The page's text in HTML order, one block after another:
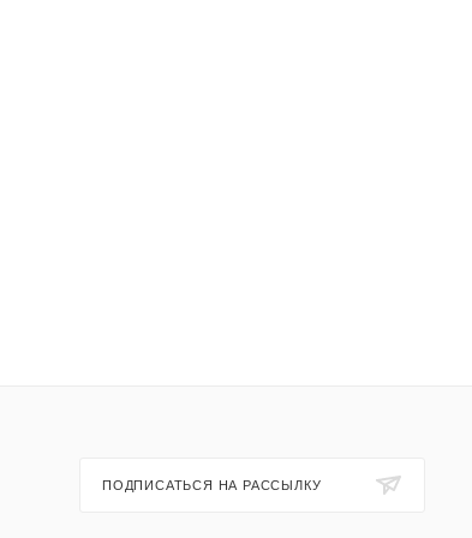
ПОДПИСАТЬСЯ НА РАССЫЛКУ